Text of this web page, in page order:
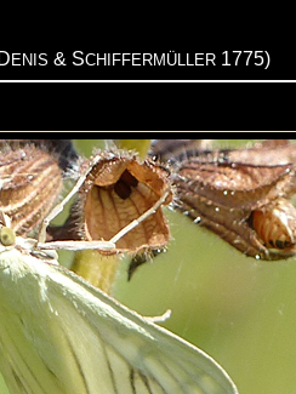
ENIS & SCHIFFERMÜLLER 1775)